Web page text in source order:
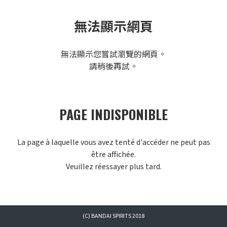
無法顯示網頁
無法顯示您嘗試瀏覽的網頁。
請稍後再試。
PAGE INDISPONIBLE
La page à laquelle vous avez tenté d'accéder ne peut pas
être affichée.
Veuillez réessayer plus tard.
(C) BANDAI SPIRITS 2018